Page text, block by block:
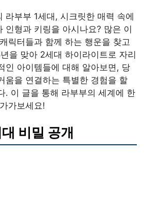
라부부 1세대, 시크릿한 매력 속에
인형과 키링을 아시나요? 많은 이
릭터들과 함께 하는 행운을 찾고
을 맞아 2세대 하이라이트로 자리
인 아이템들에 대해 알아보면, 당
움을 연결하는 특별한 경험을 할
. 이 글을 통해 라부부의 세계에 한
가보세요!
비밀 공개